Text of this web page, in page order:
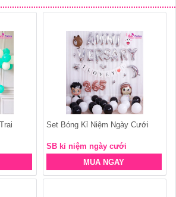
Set Bóng Kỉ Niệm Ngày Cưới
SB kỉ niệm ngày cưới
MUA NGAY